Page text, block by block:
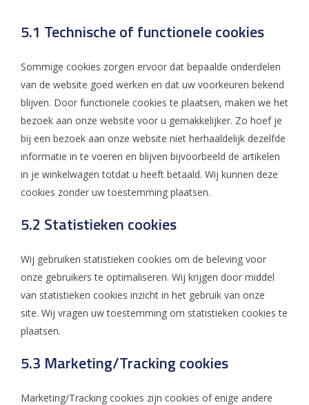
5.1 Technische of functionele cookies
Sommige cookies zorgen ervoor dat bepaalde onderdelen
van de website goed werken en dat uw voorkeuren bekend
blijven. Door functionele cookies te plaatsen, maken we het
bezoek aan onze website voor u gemakkelijker. Zo hoef je
bij een bezoek aan onze website niet herhaaldelijk dezelfde
informatie in te voeren en blijven bijvoorbeeld de artikelen
in je winkelwagen totdat u heeft betaald. Wij kunnen deze
cookies zonder uw toestemming plaatsen.
5.2 Statistieken cookies
Wij gebruiken statistieken cookies om de beleving voor
onze gebruikers te optimaliseren. Wij krijgen door middel
van statistieken cookies inzicht in het gebruik van onze
site. Wij vragen uw toestemming om statistieken cookies te
plaatsen.
5.3 Marketing/Tracking cookies
Marketing/Tracking cookies zijn cookies of enige andere